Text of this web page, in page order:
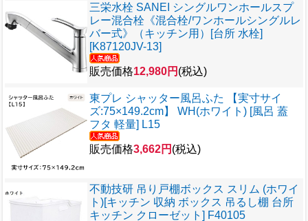
三栄水栓 SANEI シングルワンホールスプ
レー混合栓《混合栓/ワンホールシングルレ
バー式》（キッチン用）[台所 水栓]
[K87120JV-13]
販売価格12,980円 (税込)
東プレ シャッター風呂ふた 【実寸サイ
ズ:75×149.2cm】 WH(ホワイト) [風呂 蓋
フタ 軽量] L15
販売価格3,662円 (税込)
不動技研 吊り戸棚ボックス スリム (ホワイ
ト)[キッチン 収納 ボックス 吊るし棚 台所
キッチン クローゼット] F40105